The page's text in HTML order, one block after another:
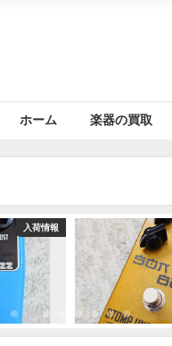
ホーム 楽器の買取
入荷情報